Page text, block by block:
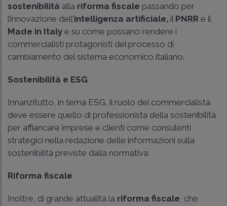
sostenibilità alla riforma fiscale passando per
l’innovazione dell’intelligenza artificiale, il PNRR e il
Made in Italy e su come possano rendere i
commercialisti protagonisti del processo di
cambiamento del sistema economico italiano.
Sostenibilità e ESG
Innanzitutto, in tema ESG, il ruolo del commercialista
deve essere quello di professionista della sostenibilità
per affiancare imprese e clienti come consulenti
strategici nella redazione delle informazioni sulla
sostenibilità previste dalla normativa.
Riforma fiscale
Inoltre, di grande attualità la riforma fiscale , che